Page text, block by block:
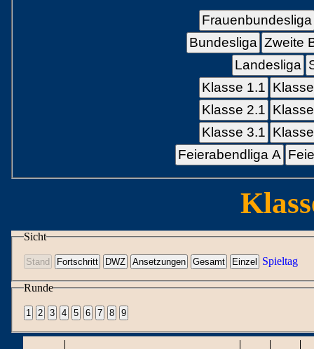
Frauenbundesliga
Bundesliga Zweite
Landesliga
Klasse 1.1
Klasse 2.1
Klasse 3.1
Feierabendliga A
Sicht
Spieltag
Runde